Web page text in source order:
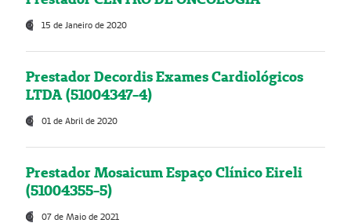
15 de Janeiro de 2020
Prestador Decordis Exames Cardiológicos
LTDA (51004347-4)
01 de Abril de 2020
Prestador Mosaicum Espaço Clínico Eireli
(51004355-5)
07 de Maio de 2021